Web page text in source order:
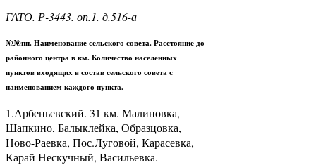
ГАТО. Р-3443. оп.1. д.516-а
№№пп. Наименование сельского совета. Расстояние до
районного центра в км. Количество населенных
пунктов входящих в состав сельского совета с
наименованием каждого пункта.
1.Арбеньевский. 31 км. Малиновка,
Шапкино, Балыклейка, Образцовка,
Ново-Раевка, Пос.Луговой, Карасевка,
Карай Нескучный, Васильевка.